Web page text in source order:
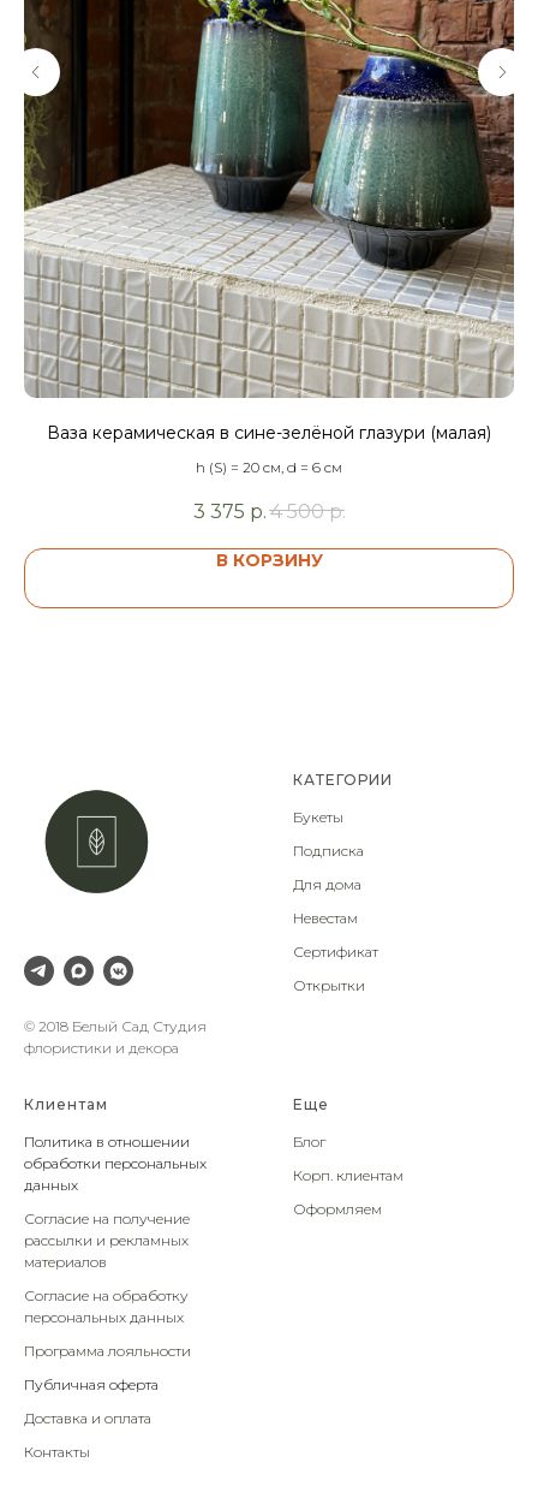
Ваза керамическая в сине-зелёной глазури (малая)
h (S) = 20 см, d = 6 см
3 375 р.4 500 р.
В КОРЗИНУ
© 2018 Белый Сад Студия
флористики и декора
КАТЕГОРИИ
Букеты
Подписка
Для дома
Невестам
Сертификат
Открытки
Клиентам
Политика в отношении
обработки персональных
данных
Согласие на получение
рассылки и рекламных
материалов
Согласие на обработку
персональных данных
Программа лояльности
Публичная оферта
Доставка и оплата
Контакты
Еще
Блог
Корп. клиентам
Оформляем